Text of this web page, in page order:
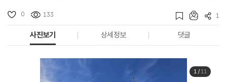
0 133 1
사진보기 상세정보 댓글
1/ 11